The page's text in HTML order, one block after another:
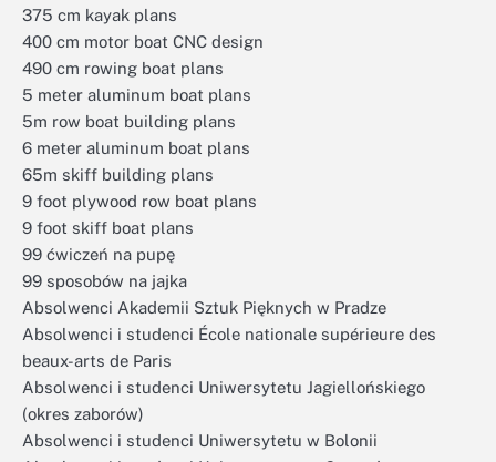
375 cm kayak plans
400 cm motor boat CNC design
490 cm rowing boat plans
5 meter aluminum boat plans
5m row boat building plans
6 meter aluminum boat plans
65m skiff building plans
9 foot plywood row boat plans
9 foot skiff boat plans
99 ćwiczeń na pupę
99 sposobów na jajka
Absolwenci Akademii Sztuk Pięknych w Pradze
Absolwenci i studenci École nationale supérieure des
beaux-arts de Paris
Absolwenci i studenci Uniwersytetu Jagiellońskiego
(okres zaborów)
Absolwenci i studenci Uniwersytetu w Bolonii